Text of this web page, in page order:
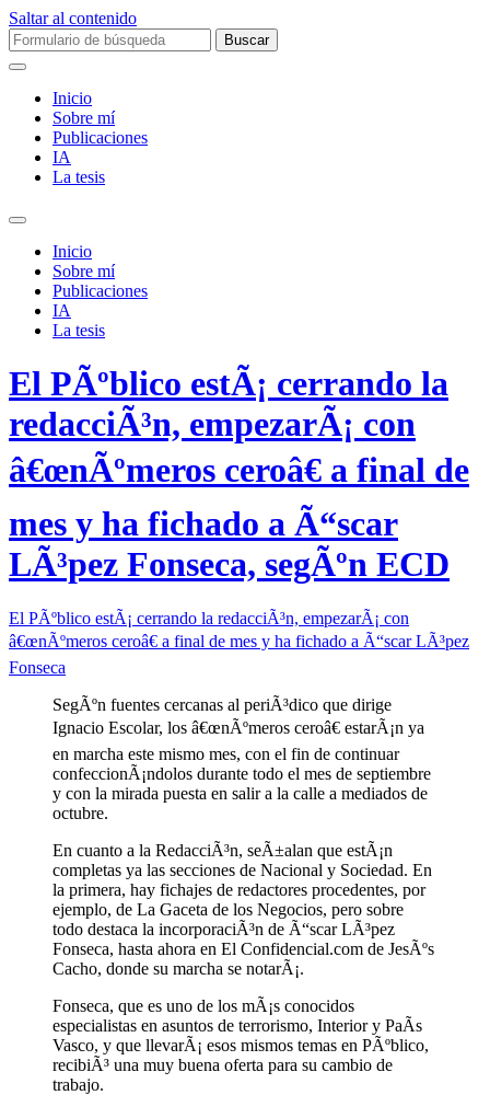
Saltar al contenido
Buscar:
Inicio
Sobre mí­
Publicaciones
IA
La tesis
Alternar
campo
búsqueda
Inicio
Sobre mí­
Publicaciones
IA
La tesis
El PÃºblico estÃ¡ cerrando la
redacciÃ³n, empezarÃ¡ con
â€œnÃºmeros ceroâ€ a final de
mes y ha fichado a Ã“scar
LÃ³pez Fonseca, segÃºn ECD
El PÃºblico estÃ¡ cerrando la redacciÃ³n, empezarÃ¡ con
â€œnÃºmeros ceroâ€ a final de mes y ha fichado a Ã“scar LÃ³pez
Fonseca
SegÃºn fuentes cercanas al periÃ³dico que dirige
Ignacio Escolar, los â€œnÃºmeros ceroâ€ estarÃ¡n ya
en marcha este mismo mes, con el fin de continuar
confeccionÃ¡ndolos durante todo el mes de septiembre
y con la mirada puesta en salir a la calle a mediados de
octubre.
En cuanto a la RedacciÃ³n, seÃ±alan que estÃ¡n
completas ya las secciones de Nacional y Sociedad. En
la primera, hay fichajes de redactores procedentes, por
ejemplo, de La Gaceta de los Negocios, pero sobre
todo destaca la incorporaciÃ³n de Ã“scar LÃ³pez
Fonseca, hasta ahora en El Confidencial.com de JesÃºs
Cacho, donde su marcha se notarÃ¡.
Fonseca, que es uno de los mÃ¡s conocidos
especialistas en asuntos de terrorismo, Interior y PaÃ­s
Vasco, y que llevarÃ¡ esos mismos temas en PÃºblico,
recibiÃ³ una muy buena oferta para su cambio de
trabajo.